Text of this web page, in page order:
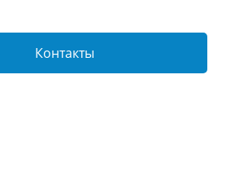
Контакты